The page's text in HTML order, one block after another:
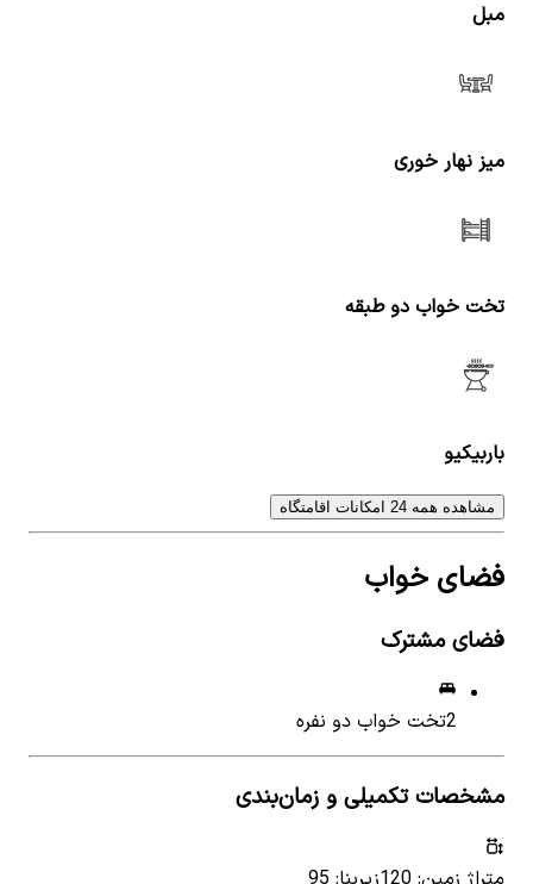
مبل
میز نهار خوری
تخت خواب دو طبقه
باربیکیو
مشاهده همه 24 امکانات اقامتگاه
فضای خواب
فضای مشترک
2تخت خواب دو نفره
مشخصات تکمیلی و زمان‌بندی